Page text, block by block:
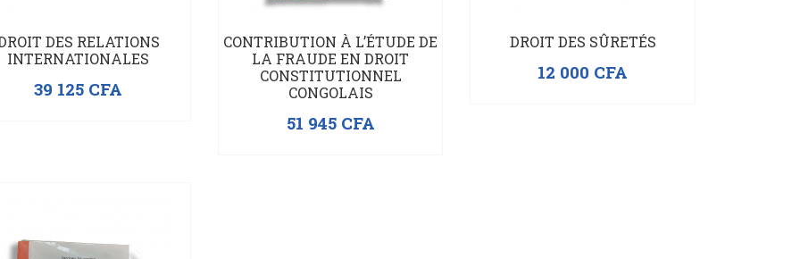
DES RELATIONS
INTERNATIONALES
39 125 CFA
CONTRIBUTION À L’ÉTUDE DE
LA FRAUDE EN DROIT
CONSTITUTIONNEL
CONGOLAIS
51 945 CFA
DROIT DES SÛRETÉS
12 000 CFA